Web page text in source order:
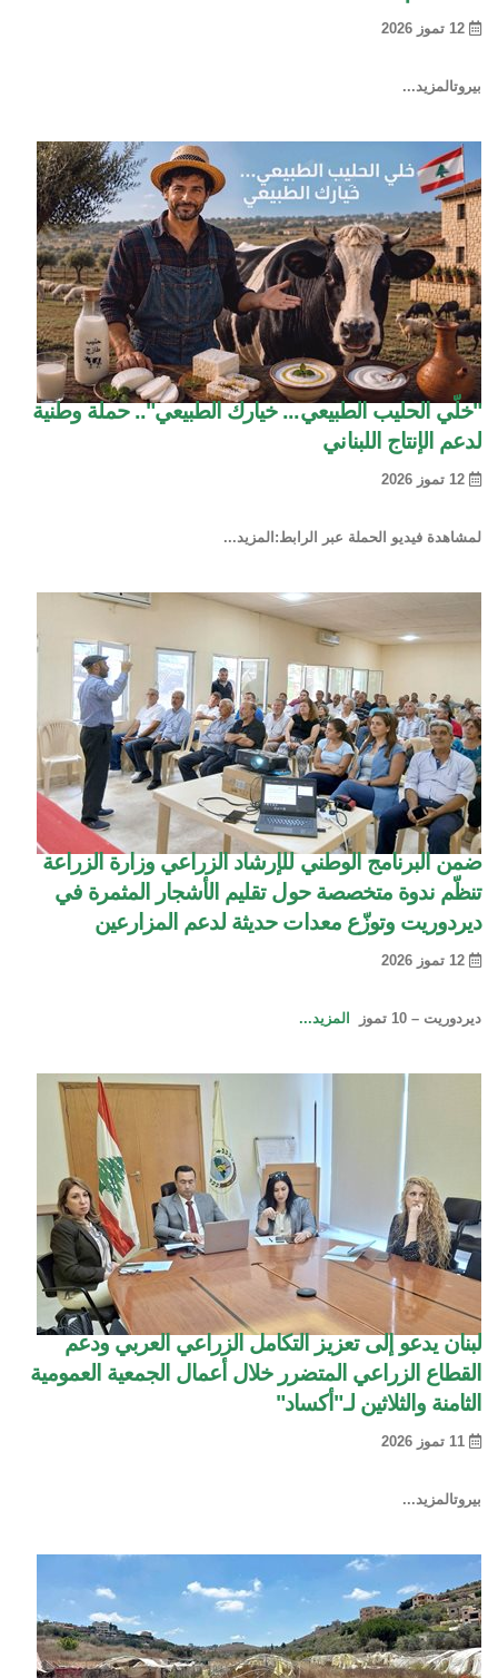
بيروتالمزيد...
"خلّي الحليب الطبيعي... خيارك الطبيعي".. حملة وطنية
لدعم الإنتاج اللبناني
لمشاهدة فيديو الحملة عبر الرابط: المزيد...
ضمن البرنامج الوطني للإرشاد الزراعي وزارة الزراعة
تنظّم ندوة متخصصة حول تقليم الأشجار المثمرة في
ديردوريت وتوزّع معدات حديثة لدعم المزارعين
ديردوريت – 10 تموز المزيد...
لبنان يدعو إلى تعزيز التكامل الزراعي العربي ودعم
القطاع الزراعي المتضرر خلال أعمال الجمعية العمومية
الثامنة والثلاثين لـ"أكساد"
بيروتالمزيد...